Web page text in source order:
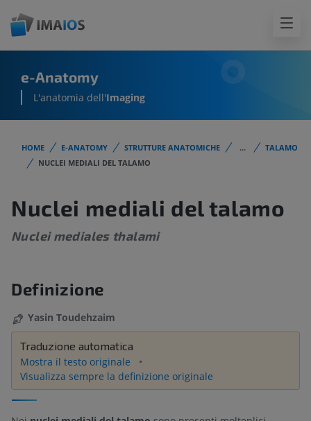
e-Anatomy
L'anatomia dell'Imaging
HOME E-ANATOMY STRUTTURE ANATOMICHE ...
TALAMO
NUCLEI MEDIALI DEL TALAMO
Nuclei mediali del talamo
Nuclei mediales thalami
Definizione
Yasin Toudehzaim
Traduzione automatica
Mostra il testo originale
Visualizza sempre la definizione originale